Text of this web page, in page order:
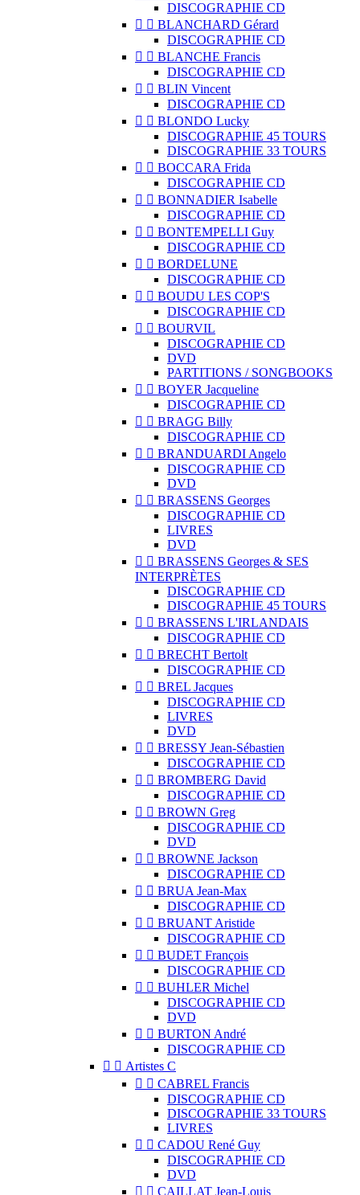
DISCOGRAPHIE CD
  BLANCHARD Gérard
DISCOGRAPHIE CD
  BLANCHE Francis
DISCOGRAPHIE CD
  BLIN Vincent
DISCOGRAPHIE CD
  BLONDO Lucky
DISCOGRAPHIE 45 TOURS
DISCOGRAPHIE 33 TOURS
  BOCCARA Frida
DISCOGRAPHIE CD
  BONNADIER Isabelle
DISCOGRAPHIE CD
  BONTEMPELLI Guy
DISCOGRAPHIE CD
  BORDELUNE
DISCOGRAPHIE CD
  BOUDU LES COP'S
DISCOGRAPHIE CD
  BOURVIL
DISCOGRAPHIE CD
DVD
PARTITIONS / SONGBOOKS
  BOYER Jacqueline
DISCOGRAPHIE CD
  BRAGG Billy
DISCOGRAPHIE CD
  BRANDUARDI Angelo
DISCOGRAPHIE CD
DVD
  BRASSENS Georges
DISCOGRAPHIE CD
LIVRES
DVD
  BRASSENS Georges & SES
INTERPRÈTES
DISCOGRAPHIE CD
DISCOGRAPHIE 45 TOURS
  BRASSENS L'IRLANDAIS
DISCOGRAPHIE CD
  BRECHT Bertolt
DISCOGRAPHIE CD
  BREL Jacques
DISCOGRAPHIE CD
LIVRES
DVD
  BRESSY Jean-Sébastien
DISCOGRAPHIE CD
  BROMBERG David
DISCOGRAPHIE CD
  BROWN Greg
DISCOGRAPHIE CD
DVD
  BROWNE Jackson
DISCOGRAPHIE CD
  BRUA Jean-Max
DISCOGRAPHIE CD
  BRUANT Aristide
DISCOGRAPHIE CD
  BUDET François
DISCOGRAPHIE CD
  BUHLER Michel
DISCOGRAPHIE CD
DVD
  BURTON André
DISCOGRAPHIE CD
  Artistes C
  CABREL Francis
DISCOGRAPHIE CD
DISCOGRAPHIE 33 TOURS
LIVRES
  CADOU René Guy
DISCOGRAPHIE CD
DVD
  CAILLAT Jean-Louis